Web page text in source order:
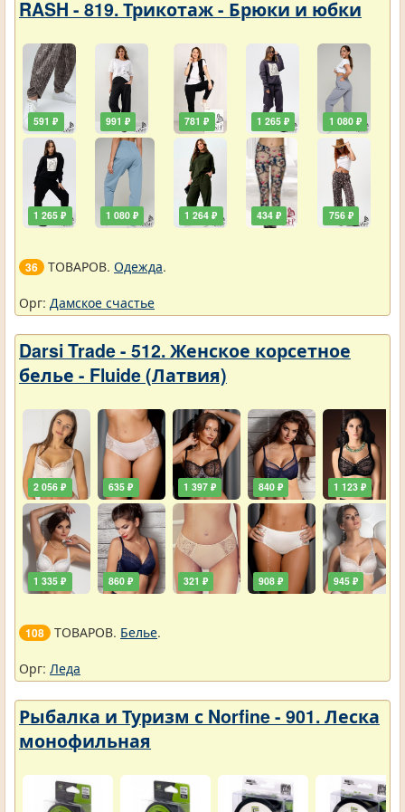
RASH - 819. Трикотаж - Брюки и юбки
591 ₽
1 265 ₽
991 ₽
1 080 ₽
781 ₽
1 264 ₽
1 265 ₽
434 ₽
1 080 ₽
756 ₽
36 ТОВАРОВ. Одежда.
Орг: Дамское счастье
Darsi Trade - 512. Женское корсетное
белье - Fluide (Латвия)
2 056 ₽
1 335 ₽
635 ₽
860 ₽
1 397 ₽
321 ₽
840 ₽
908 ₽
1 123 ₽
945 ₽
108 ТОВАРОВ. Белье.
Орг: Леда
Рыбалка и Туризм с Norfine - 901. Леска
монофильная